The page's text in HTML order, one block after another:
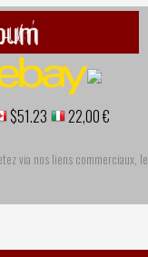
$51.23
22,00 €
via nos liens commerciaux, le